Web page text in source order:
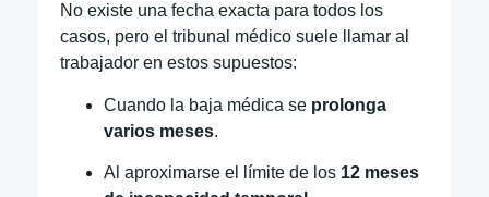
No existe una fecha exacta para todos los
casos, pero el tribunal médico suele llamar al
trabajador en estos supuestos:
Cuando la baja médica se prolonga
varios meses.
Al aproximarse el límite de los 12 meses